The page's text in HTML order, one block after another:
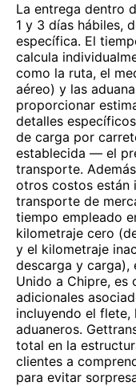
La entrega dentro
1 y 3 días hábiles,
específica. El
calcula
como la ruta, el
aéreo) y las
proporcionar
detalles
de carga por
establecida — el
transporte.
otros costos están
transporte de
tiempo empleado
kilometraje cero
y el kilometraje
descarga y carga),
Unido a Chipre, es
adicionales
incluyendo el
aduaneros.
total en la
clientes a
para evitar